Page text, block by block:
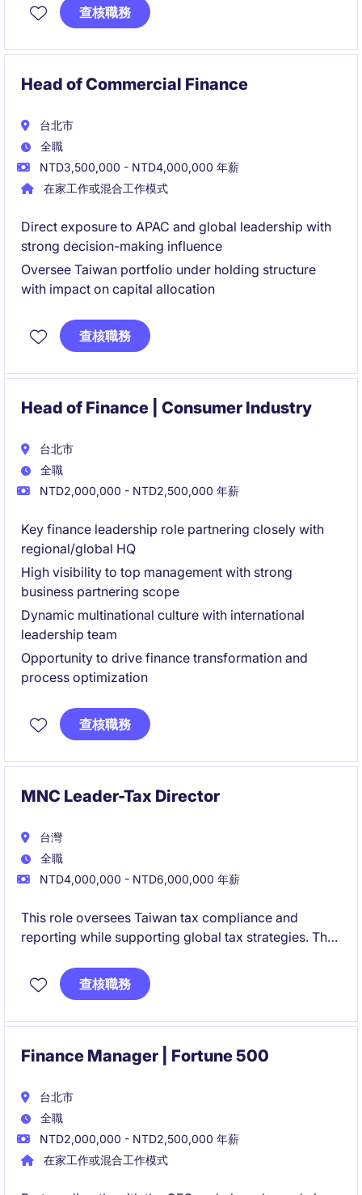
此職位將與集團高階管理團隊密切合作，透過財務分
查核職務
Head of Commercial Finance
台北市
全職
NTD3,500,000 - NTD4,000,000 年薪
在家工作或混合工作模式
Direct exposure to APAC and global leadership with
strong decision-making influence
Oversee Taiwan portfolio under holding structure
with impact on capital allocation
查核職務
Head of Finance | Consumer Industry
台北市
全職
NTD2,000,000 - NTD2,500,000 年薪
Key finance leadership role partnering closely with
regional/global HQ
High visibility to top management with strong
business partnering scope
Dynamic multinational culture with international
leadership team
Opportunity to drive finance transformation and
process optimization
查核職務
MNC Leader-Tax Director
台灣
全職
NTD4,000,000 - NTD6,000,000 年薪
This role oversees Taiwan tax compliance and
reporting while supporting global tax strategies. The
cross-functional collaboration with global
stakeholders.
查核職務
Finance Manager | Fortune 500
台北市
全職
NTD2,000,000 - NTD2,500,000 年薪
在家工作或混合工作模式